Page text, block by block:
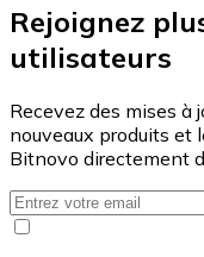
Rejoignez
utilisateurs
Recevez des mises à
nouveaux produits et
Bitnovo directement